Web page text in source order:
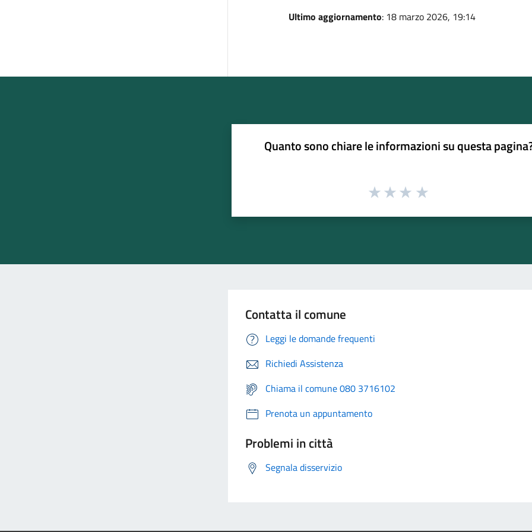
Ultimo aggiornamento: 18 marzo 2026, 19:14
Quanto sono chiare le informazioni su questa
Contatta il comune
Leggi le domande frequenti
Richiedi Assistenza
Chiama il comune 080 3716102
Prenota un appuntamento
Problemi in città
Segnala disservizio